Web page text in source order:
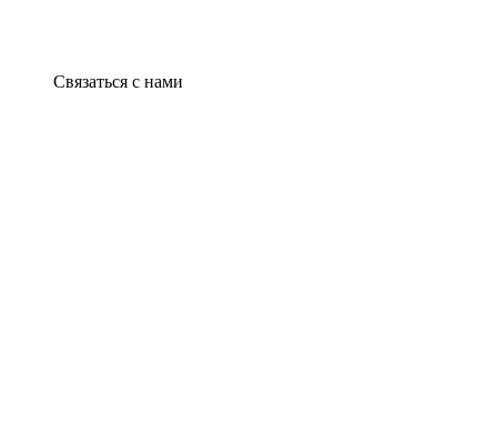
Связаться с нами